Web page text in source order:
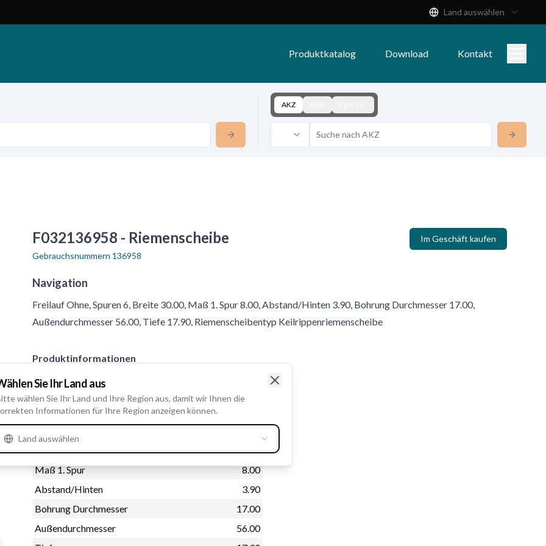
Land auswählen
Produktkatalog Download Kontakt
AKZ
F032136958 - Riemenscheibe
Im Geschäft kaufen
Gebrauchsnummern 136958
Navigation
Freilauf Ohne, Spuren 6, Breite 30.00, Maß 1. Spur 8.00, Abstand/Hinten 3.90, Bohrung Durchmesser 17.00,
Außendurchmesser 56.00, Tiefe 17.90, Riemenscheibentyp Keilrippenriemenscheibe
Produktinformationen
Physische Informationen
Freilauf
Spuren
6
Breite
30.00
Maß 1. Spur
8.00
Abstand/Hinten
3.90
Bohrung Durchmesser
17.00
Außendurchmesser
56.00
Sie Ihr Land aus
wählen Sie Ihr Land und Ihre Region aus, damit wir Ihnen die
Informationen für Ihre Region anzeigen können.
Land auswählen